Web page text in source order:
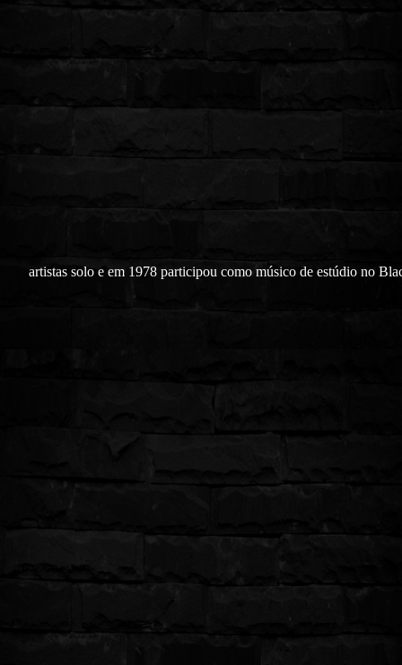
artistas solo e em 1978 participou como músico de estúdio no